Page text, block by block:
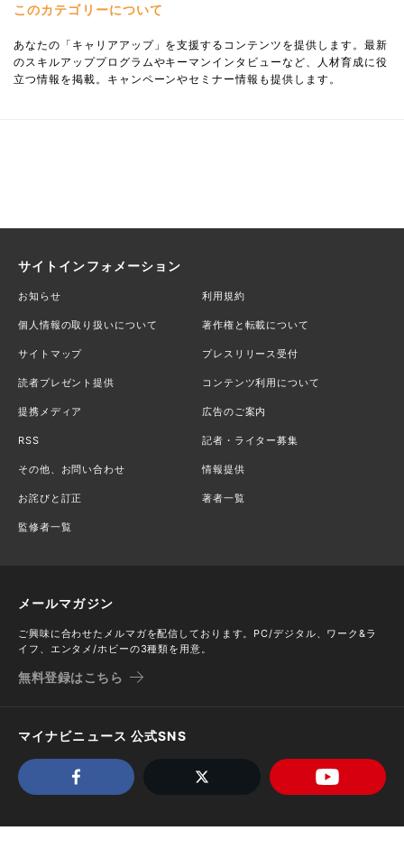
このカテゴリーについて
あなたの「キャリアアップ」を支援するコンテンツを提供します。最新
のスキルアッププログラムやキーマンインタビューなど、人材育成に役
立つ情報を掲載。キャンペーンやセミナー情報も提供します。
サイトインフォメーション
お知らせ 利用規約
個人情報の取り扱いについて 著作権と転載について
サイトマップ プレスリリース受付
読者プレゼント提供 コンテンツ利用について
提携メディア 広告のご案内
RSS 記者・ライター募集
その他、お問い合わせ 情報提供
お詫びと訂正 著者一覧
監修者一覧
メールマガジン
ご興味に合わせたメルマガを配信しております。PC/デジタル、ワーク&ラ
イフ、エンタメ/ホビーの3種類を用意。
無料登録はこちら
マイナビニュース 公式SNS